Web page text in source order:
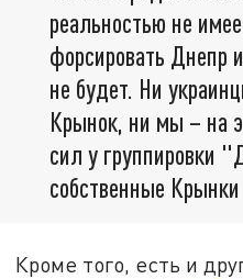
реальностью не
форсировать Днепр
не будет. Ни
Крынок, ни мы – на
сил у группировки
собственные
Кроме того, есть и